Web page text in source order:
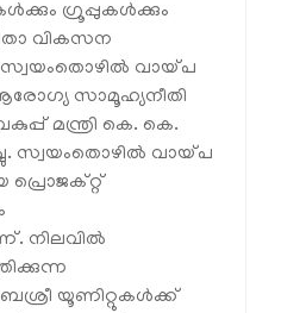
ഗ്രൂപ്പുകള്‍ക്കും
വികസന
വായ്പ
സാമൂഹ്യനീതി
മന്ത്രി കെ. കെ.
സ്വയംതൊഴില്‍ വായ്പ
പ്രൊജക്റ്റ്
നിലവില്‍
യൂണിറ്റുകള്‍ക്ക്